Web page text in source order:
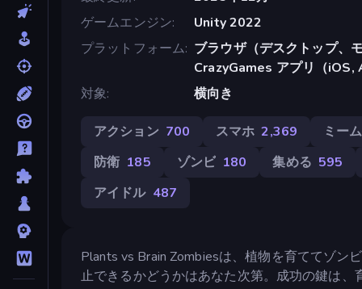
ゲームエンジン
Unity 2022
プラットフォーム ブラウザ（デスクトップ、
CrazyGames アプリ（iOS,
対象
横向き
アクション 700 スマホ 2,369
ミーム
防衛 185 ゾンビ 180 集める 595
アイドル 487
Plants vs Brain Zombiesは、植物を育ててゾン
止できるかどうかはあなた次第。成功の鍵は